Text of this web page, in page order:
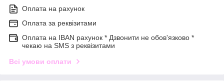
Оплата на рахунок
Оплата за реквізитами
Оплата на IBAN рахунок * Дзвонити не обов'язково *
чекаю на SMS з реквізитами
Всі умови оплати